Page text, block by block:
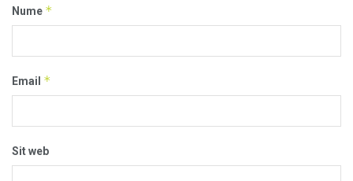
Nume *
Email *
Sit web